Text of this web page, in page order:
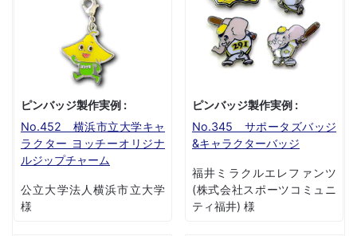
ピンバッジ製作実例 :
No.452 横浜市立大学キャ
ラクター ヨッチーオリジナ
ルジップチャーム
公立大学法人横浜市立大学
様
ピンバッジ製作実例 :
No.345 サポータズバッジ
&キャラクターバッジ
福井ミラクルエレファンツ
(株式会社スポーツコミュニ
ティ福井) 様